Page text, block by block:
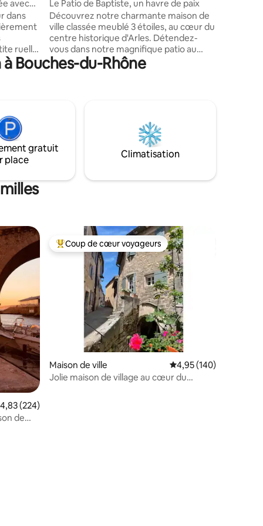
avec
dans
ruelle
prisé
serez
écran
Le Patio de Baptiste, un havre de paix
Découvrez notre charmante maison de
ville classée meublé 3 étoiles, au cœur du
centre historique d'Arles. Détendez-
vous dans notre magnifique patio au
style andalou, parfait pour savourer des
moments de tranquillité après une
amateur de culture ou en quête de
repos, nous serons ravis de vous
Bouches-du-Rhône
gratuit
place
Climatisation
: 4,89 sur 5
moyenne sur la base de 224 commentaires : 4,83 sur 5
4,83 (224)
Coups de cœur voyageurs les plus appréciés
Coup de cœur voyageurs
Maison de ville Évaluation moyenne
4,95 (140)
Jolie maison de village au cœur du